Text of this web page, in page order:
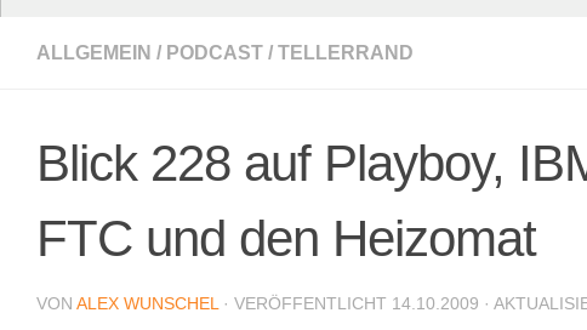
ALLGEMEIN / PODCAST / TELLERRAND
Blick 228 auf Playboy,
FTC und den Heizomat
VON ALEX WUNSCHEL · VERÖFFENTLICHT 14.10.2009 ·